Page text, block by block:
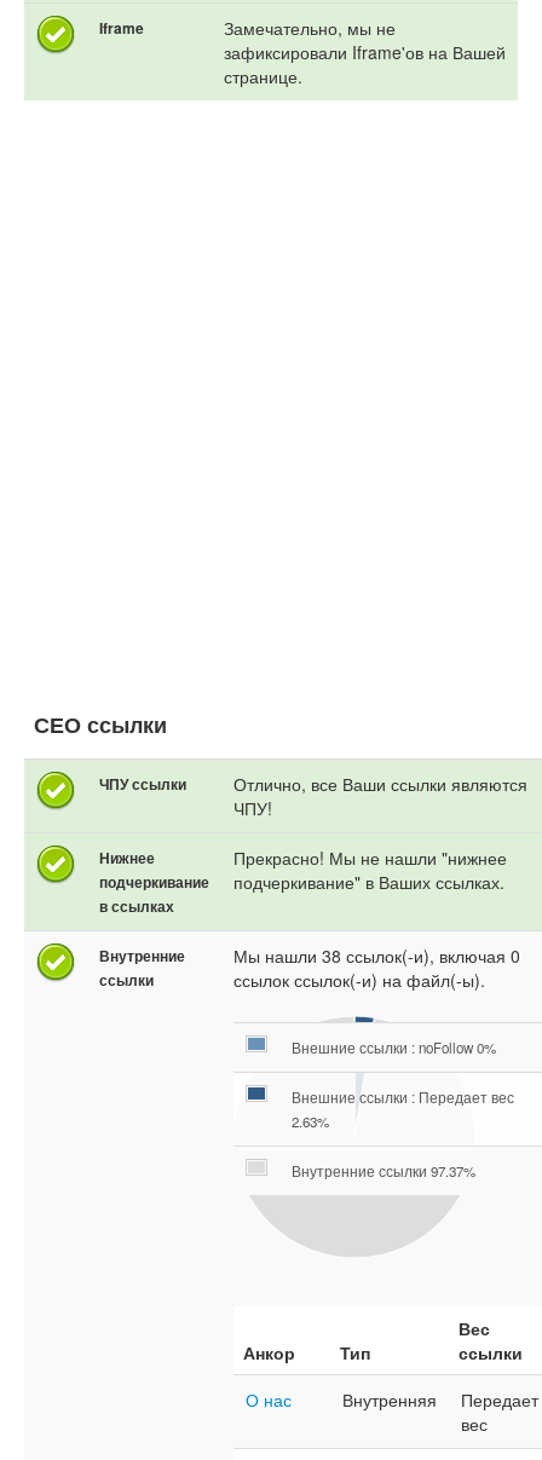
Iframe
Замечательно, мы не
зафиксировали Iframe'ов на Вашей
странице.
СЕО ссылки
ЧПУ ссылки
Отлично, все Ваши ссылки являются
ЧПУ!
Нижнее
подчеркивание
в ссылках
Прекрасно! Мы не нашли "нижнее
подчеркивание" в Ваших ссылках.
Внутренние
ссылки
Мы нашли 38 ссылок(-и), включая 0
ссылок ссылок(-и) на файл(-ы).
Внешние ссылки : noFollow 0%
Внешние ссылки : Передает вес
2.63%
Внутренние ссылки 97.37%
Анкор Тип
Вес
ссылки
О нас
Внутренняя
Передает
вес